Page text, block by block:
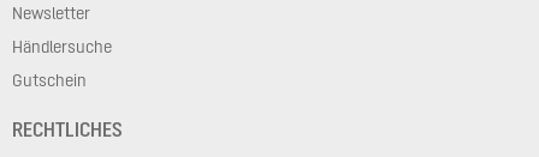
Newsletter
Händlersuche
Gutschein
RECHTLICHES